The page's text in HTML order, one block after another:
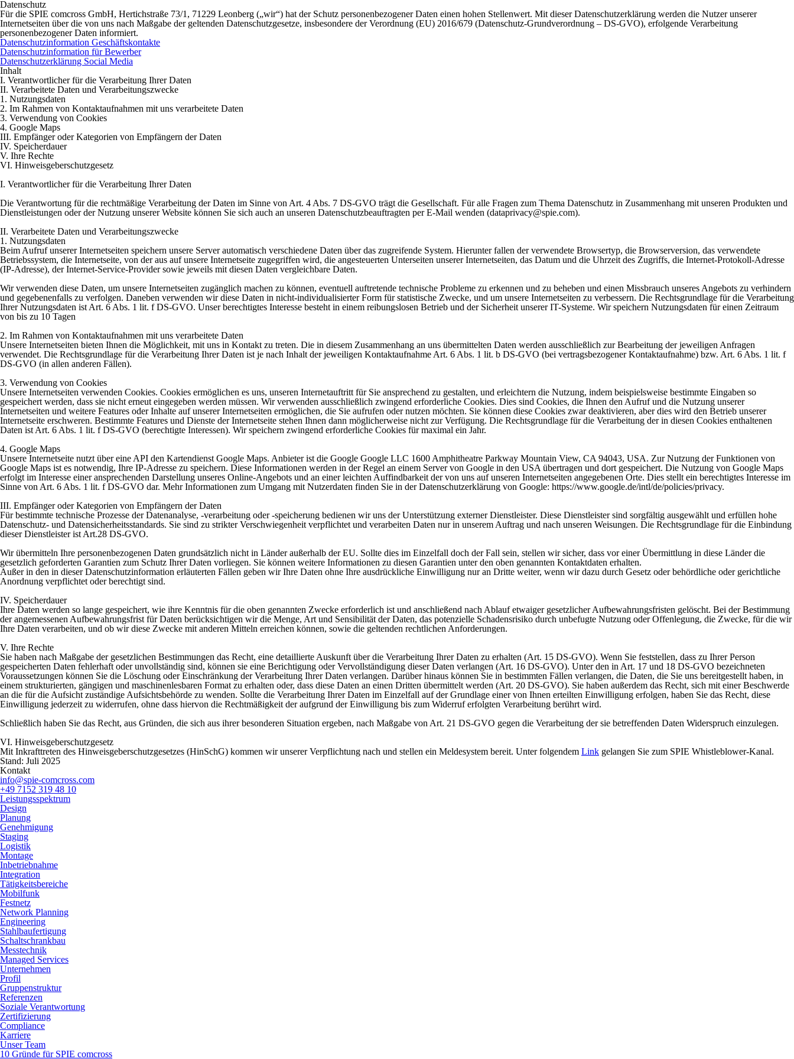
Datenschutz
Für die SPIE comcross GmbH, Hertichstraße 73/1, 71229 Leonberg („wir“) hat der Schutz personenbezogener Daten einen hohen Stellenwert. Mit dieser Datenschutzerklärung werden die Nutzer unserer
Internetseiten über die von uns nach Maßgabe der geltenden Datenschutzgesetze, insbesondere der Verordnung (EU) 2016/679 (Datenschutz-Grundverordnung – DS-GVO), erfolgende Verarbeitung
personenbezogener Daten informiert.
Datenschutzinformation Geschäftskontakte
Datenschutzinformation für Bewerber
Datenschutzerklärung Social Media
Inhalt
I. Verantwortlicher für die Verarbeitung Ihrer Daten
II. Verarbeitete Daten und Verarbeitungszwecke
1. Nutzungsdaten
2. Im Rahmen von Kontaktaufnahmen mit uns verarbeitete Daten
3. Verwendung von Cookies
4. Google Maps
III. Empfänger oder Kategorien von Empfängern der Daten
IV. Speicherdauer
V. Ihre Rechte
VI. Hinweisgeberschutzgesetz
I. Verantwortlicher für die Verarbeitung Ihrer Daten
Die Verantwortung für die rechtmäßige Verarbeitung der Daten im Sinne von Art. 4 Abs. 7 DS-GVO trägt die Gesellschaft. Für alle Fragen zum Thema Datenschutz in Zusammenhang mit unseren Produkten und
Dienstleistungen oder der Nutzung unserer Website können Sie sich auch an unseren Datenschutzbeauftragten per E-Mail wenden (dataprivacy@spie.com).
II. Verarbeitete Daten und Verarbeitungszwecke
1. Nutzungsdaten
Beim Aufruf unserer Internetseiten speichern unsere Server automatisch verschiedene Daten über das zugreifende System. Hierunter fallen der verwendete Browsertyp, die Browserversion, das verwendete
Betriebssystem, die Internetseite, von der aus auf unsere Internetseite zugegriffen wird, die angesteuerten Unterseiten unserer Internetseiten, das Datum und die Uhrzeit des Zugriffs, die Internet-Protokoll-Adresse
(IP-Adresse), der Internet-Service-Provider sowie jeweils mit diesen Daten vergleichbare Daten.
Wir verwenden diese Daten, um unsere Internetseiten zugänglich machen zu können, eventuell auftretende technische Probleme zu erkennen und zu beheben und einen Missbrauch unseres Angebots zu verhindern
und gegebenenfalls zu verfolgen. Daneben verwenden wir diese Daten in nicht-individualisierter Form für statistische Zwecke, und um unsere Internetseiten zu verbessern. Die Rechtsgrundlage für die Verarbeitung
Ihrer Nutzungsdaten ist Art. 6 Abs. 1 lit. f DS-GVO. Unser berechtigtes Interesse besteht in einem reibungslosen Betrieb und der Sicherheit unserer IT-Systeme. Wir speichern Nutzungsdaten für einen Zeitraum
von bis zu 10 Tagen
2. Im Rahmen von Kontaktaufnahmen mit uns verarbeitete Daten
Unsere Internetseiten bieten Ihnen die Möglichkeit, mit uns in Kontakt zu treten. Die in diesem Zusammenhang an uns übermittelten Daten werden ausschließlich zur Bearbeitung der jeweiligen Anfragen
verwendet. Die Rechtsgrundlage für die Verarbeitung Ihrer Daten ist je nach Inhalt der jeweiligen Kontaktaufnahme Art. 6 Abs. 1 lit. b DS-GVO (bei vertragsbezogener Kontaktaufnahme) bzw. Art. 6 Abs. 1 lit. f
DS-GVO (in allen anderen Fällen).
3. Verwendung von Cookies
Unsere Internetseiten verwenden Cookies. Cookies ermöglichen es uns, unseren Internetauftritt für Sie ansprechend zu gestalten, und erleichtern die Nutzung, indem beispielsweise bestimmte Eingaben so
gespeichert werden, dass sie nicht erneut eingegeben werden müssen. Wir verwenden ausschließlich zwingend erforderliche Cookies. Dies sind Cookies, die Ihnen den Aufruf und die Nutzung unserer
Internetseiten und weitere Features oder Inhalte auf unserer Internetseiten ermöglichen, die Sie aufrufen oder nutzen möchten. Sie können diese Cookies zwar deaktivieren, aber dies wird den Betrieb unserer
Internetseite erschweren. Bestimmte Features und Dienste der Internetseite stehen Ihnen dann möglicherweise nicht zur Verfügung. Die Rechtsgrundlage für die Verarbeitung der in diesen Cookies enthaltenen
Daten ist Art. 6 Abs. 1 lit. f DS-GVO (berechtigte Interessen). Wir speichern zwingend erforderliche Cookies für maximal ein Jahr.
4. Google Maps
Unsere Internetseite nutzt über eine API den Kartendienst Google Maps. Anbieter ist die Google Google LLC 1600 Amphitheatre Parkway Mountain View, CA 94043, USA. Zur Nutzung der Funktionen von
Google Maps ist es notwendig, Ihre IP-Adresse zu speichern. Diese Informationen werden in der Regel an einem Server von Google in den USA übertragen und dort gespeichert. Die Nutzung von Google Maps
erfolgt im Interesse einer ansprechenden Darstellung unseres Online-Angebots und an einer leichten Auffindbarkeit der von uns auf unseren Internetseiten angegebenen Orte. Dies stellt ein berechtigtes Interesse im
Sinne von Art. 6 Abs. 1 lit. f DS-GVO dar. Mehr Informationen zum Umgang mit Nutzerdaten finden Sie in der Datenschutzerklärung von Google: https://www.google.de/intl/de/policies/privacy.
III. Empfänger oder Kategorien von Empfängern der Daten
Für bestimmte technische Prozesse der Datenanalyse, -verarbeitung oder -speicherung bedienen wir uns der Unterstützung externer Dienstleister. Diese Dienstleister sind sorgfältig ausgewählt und erfüllen hohe
Datenschutz- und Datensicherheitsstandards. Sie sind zu strikter Verschwiegenheit verpflichtet und verarbeiten Daten nur in unserem Auftrag und nach unseren Weisungen. Die Rechtsgrundlage für die Einbindung
dieser Dienstleister ist Art.28 DS-GVO.
Wir übermitteln Ihre personenbezogenen Daten grundsätzlich nicht in Länder außerhalb der EU. Sollte dies im Einzelfall doch der Fall sein, stellen wir sicher, dass vor einer Übermittlung in diese Länder die
gesetzlich geforderten Garantien zum Schutz Ihrer Daten vorliegen. Sie können weitere Informationen zu diesen Garantien unter den oben genannten Kontaktdaten erhalten.
Außer in den in dieser Datenschutzinformation erläuterten Fällen geben wir Ihre Daten ohne Ihre ausdrückliche Einwilligung nur an Dritte weiter, wenn wir dazu durch Gesetz oder behördliche oder gerichtliche
Anordnung verpflichtet oder berechtigt sind.
IV. Speicherdauer
Ihre Daten werden so lange gespeichert, wie ihre Kenntnis für die oben genannten Zwecke erforderlich ist und anschließend nach Ablauf etwaiger gesetzlicher Aufbewahrungsfristen gelöscht. Bei der Bestimmung
der angemessenen Aufbewahrungsfrist für Daten berücksichtigen wir die Menge, Art und Sensibilität der Daten, das potenzielle Schadensrisiko durch unbefugte Nutzung oder Offenlegung, die Zwecke, für die wir
Ihre Daten verarbeiten, und ob wir diese Zwecke mit anderen Mitteln erreichen können, sowie die geltenden rechtlichen Anforderungen.
V. Ihre Rechte
Sie haben nach Maßgabe der gesetzlichen Bestimmungen das Recht, eine detaillierte Auskunft über die Verarbeitung Ihrer Daten zu erhalten (Art. 15 DS-GVO). Wenn Sie feststellen, dass zu Ihrer Person
gespeicherten Daten fehlerhaft oder unvollständig sind, können sie eine Berichtigung oder Vervollständigung dieser Daten verlangen (Art. 16 DS-GVO). Unter den in Art. 17 und 18 DS-GVO bezeichneten
Voraussetzungen können Sie die Löschung oder Einschränkung der Verarbeitung Ihrer Daten verlangen. Darüber hinaus können Sie in bestimmten Fällen verlangen, die Daten, die Sie uns bereitgestellt haben, in
einem strukturierten, gängigen und maschinenlesbaren Format zu erhalten oder, dass diese Daten an einen Dritten übermittelt werden (Art. 20 DS-GVO). Sie haben außerdem das Recht, sich mit einer Beschwerde
an die für die Aufsicht zuständige Aufsichtsbehörde zu wenden. Sollte die Verarbeitung Ihrer Daten im Einzelfall auf der Grundlage einer von Ihnen erteilten Einwilligung erfolgen, haben Sie das Recht, diese
Einwilligung jederzeit zu widerrufen, ohne dass hiervon die Rechtmäßigkeit der aufgrund der Einwilligung bis zum Widerruf erfolgten Verarbeitung berührt wird.
Schließlich haben Sie das Recht, aus Gründen, die sich aus ihrer besonderen Situation ergeben, nach Maßgabe von Art. 21 DS-GVO gegen die Verarbeitung der sie betreffenden Daten Widerspruch einzulegen.
VI. Hinweisgeberschutzgesetz
Mit Inkrafttreten des Hinweisgeberschutzgesetzes (HinSchG) kommen wir unserer Verpflichtung nach und stellen ein Meldesystem bereit. Unter folgendem Link gelangen Sie zum SPIE Whistleblower-Kanal.
Stand: Juli 2025
Kontakt
info@spie-comcross.com
+49 7152 319 48 10
Leistungsspektrum
Design
Planung
Genehmigung
Staging
Logistik
Montage
Inbetriebnahme
Integration
Tätigkeitsbereiche
Mobilfunk
Festnetz
Network Planning
Engineering
Stahlbaufertigung
Schaltschrankbau
Messtechnik
Managed Services
Unternehmen
Profil
Gruppenstruktur
Referenzen
Soziale Verantwortung
Zertifizierung
Compliance
Karriere
Unser Team
10 Gründe für SPIE comcross